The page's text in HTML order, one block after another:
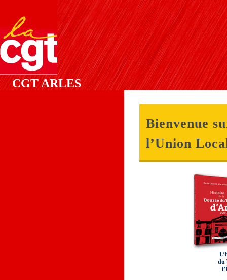
CGT ARLES
Bienvenue
l’Union
du